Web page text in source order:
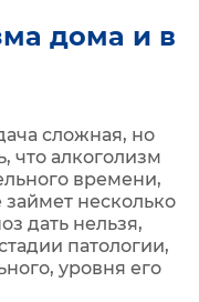
дома и в
сложная, но
что алкоголизм
времени,
несколько
дать нельзя,
патологии,
уровня его